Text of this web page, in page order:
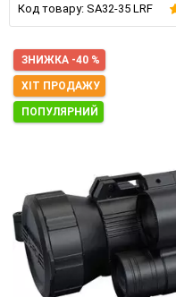
Код товару: SA32-35 LRF
ЗНИЖКА -40 %
ХІТ ПРОДАЖУ
ПОПУЛЯРНИЙ